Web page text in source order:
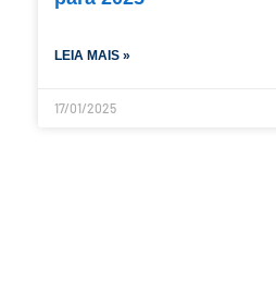
LEIA MAIS »
17/01/2025